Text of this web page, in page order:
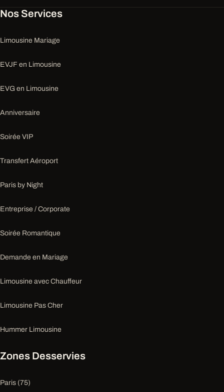
Nos Services
Limousine Mariage
EVJF en Limousine
EVG en Limousine
Anniversaire
Soirée VIP
Transfert Aéroport
Paris by Night
Entreprise / Corporate
Soirée Romantique
Demande en Mariage
Limousine avec Chauffeur
Limousine Pas Cher
Hummer Limousine
Zones Desservies
Paris (75)